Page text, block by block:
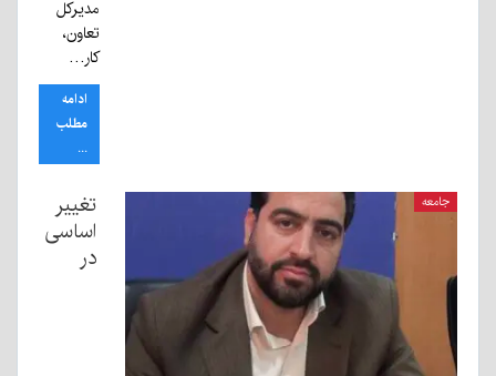
مدیرکل
تعاون،
کار…
ادامه
مطلب
...
جامعه
تغییر
اساسی
در